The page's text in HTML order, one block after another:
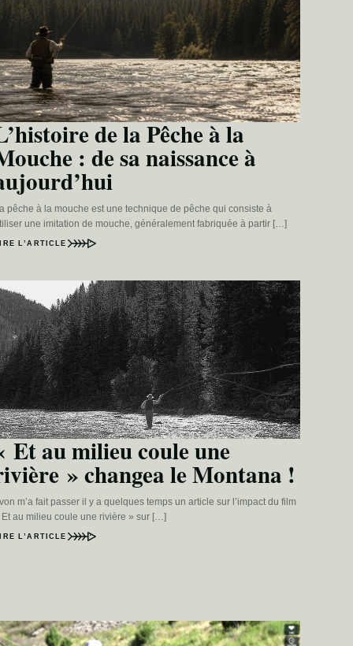
de la Pêche à la
: de sa naissance à
pêche à la mouche est une technique de pêche qui consiste à
une imitation de mouche, généralement fabriquée à partir […]
L’ARTICLE
Et au milieu coule une
» changea le Montana !
m’a fait passer il y a quelques temps un article sur l’impact du film
Et au milieu coule une rivière » sur […]
L’ARTICLE